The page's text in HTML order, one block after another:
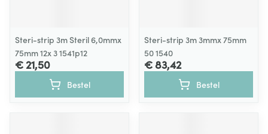
Steri-strip 3m Steril 6,0mmx
75mm 12x 3 1541p12
€ 21,50
Bestel
Steri-strip 3m 3mmx 75mm
50 1540
€ 83,42
Bestel